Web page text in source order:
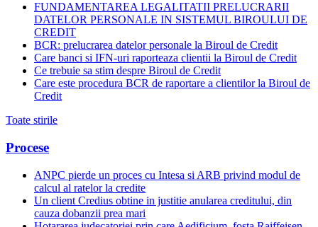
FUNDAMENTAREA LEGALITATII PRELUCRARII
DATELOR PERSONALE IN SISTEMUL BIROULUI DE
CREDIT
BCR: prelucrarea datelor personale la Biroul de Credit
Care banci si IFN-uri raporteaza clientii la Biroul de Credit
Ce trebuie sa stim despre Biroul de Credit
Care este procedura BCR de raportare a clientilor la Biroul de
Credit
Toate stirile
Procese
ANPC pierde un proces cu Intesa si ARB privind modul de
calcul al ratelor la credite
Un client Credius obtine in justitie anularea creditului, din
cauza dobanzii prea mari